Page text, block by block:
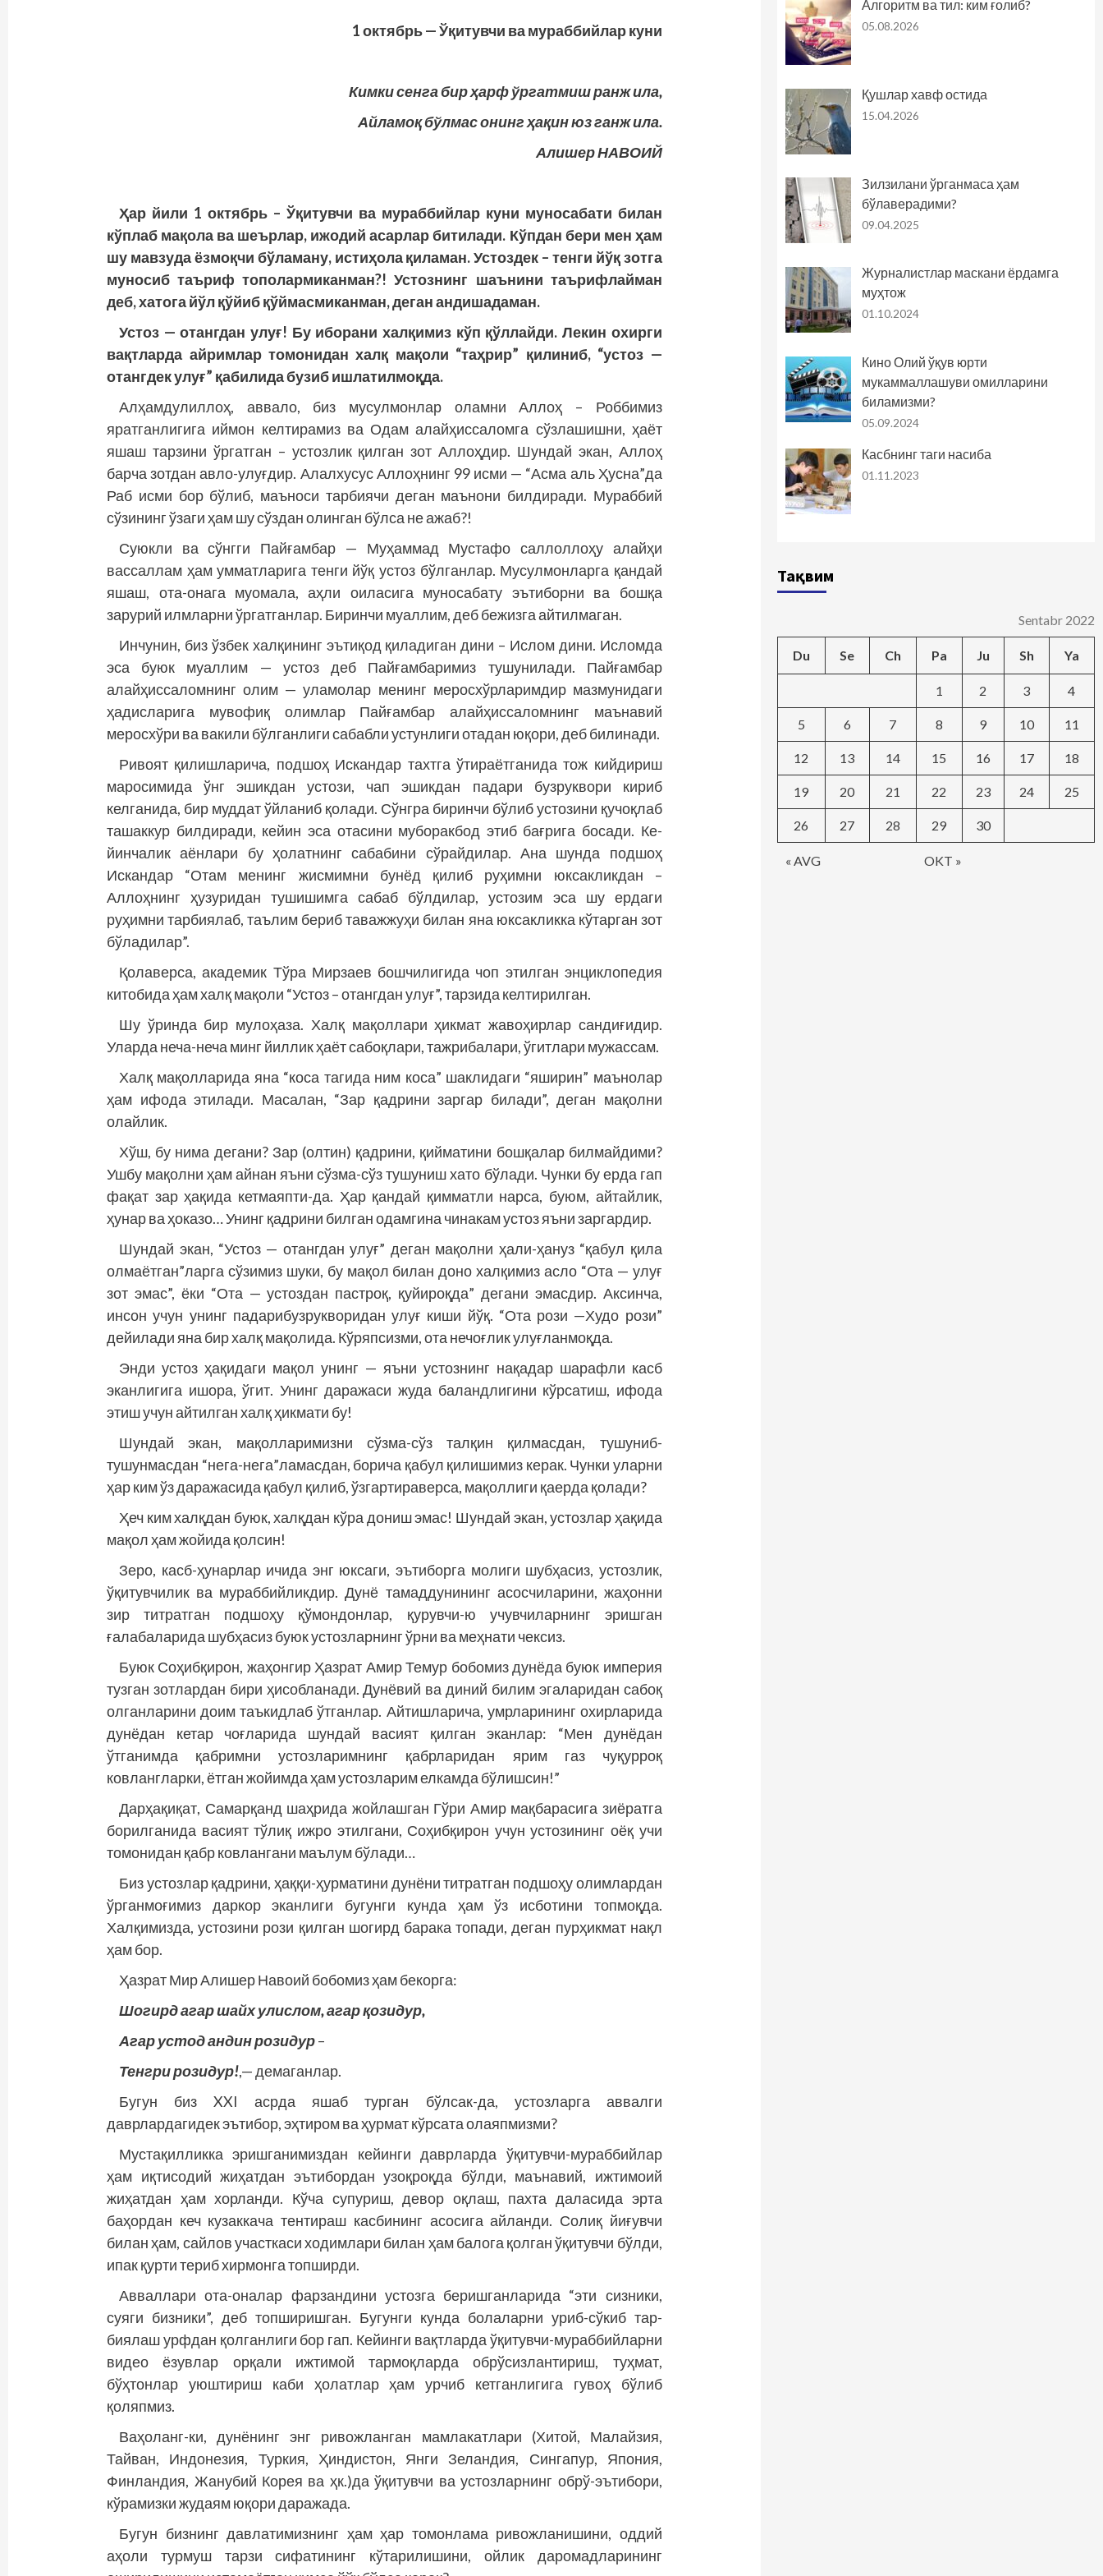
1 октябрь — Ўқитувчи ва мураббийлар куни
Кимки сенга бир ҳарф ўргатмиш ранж ила,
Айламоқ бўлмас онинг ҳақин юз ганж ила.
Алишер НАВОИЙ
Ҳар йили 1 октябрь – Ўқитувчи ва мураббийлар куни муносабати билан
кўплаб мақола ва шеърлар, ижодий асарлар битилади. Кўпдан бери мен ҳам
шу мавзуда ёзмоқчи бўламану, истиҳола қиламан. Устоздек – тенги йўқ зотга
муносиб таъриф тополармиканман?! Устознинг шаънини таърифлайман
деб, хатога йўл қўйиб қўймасмиканман, деган андишадаман.
Устоз — отангдан улуғ! Бу иборани халқимиз кўп қўллайди. Лекин охирги
вақтларда айримлар томонидан халқ мақоли “таҳрир” қилиниб, “устоз —
отанг­дек улуғ” қабилида бузиб ишлатилмоқда.
Алҳамдулиллоҳ, аввало, биз мусулмонлар оламни Аллоҳ – Роббимиз
яратганлигига иймон келтирамиз ва Одам алайҳиссаломга сўзлашишни, ҳаёт
яшаш тарзини ўргатган – устозлик қилган зот Аллоҳдир. Шундай экан, Аллоҳ
барча зотдан авло-­улуғдир. Алалхусус Аллоҳнинг 99 исми — “Асма аль Ҳусна”да
Раб исми бор бўлиб, маъноси тарбиячи деган маънони билдиради. Мураббий
сўзининг ўзаги ҳам шу сўздан олинган бўлса не ажаб?!
Суюкли ва сўнгги Пайғамбар — Муҳаммад Мустафо саллоллоҳу алайҳи
вассаллам ҳам умматларига тенги йўқ устоз бўлганлар. Мусулмонларга қандай
яшаш, ота-­онага муомала, аҳли оиласига муносабату эътиборни ва бошқа
зарурий илмларни ўргатганлар. Биринчи муаллим, деб бежизга айтилмаган.
Инчунин, биз ўзбек халқининг эътиқод қиладиган дини – Ислом дини. Исломда
эса буюк муаллим — устоз деб Пайғамбаримиз тушунилади. Пайғамбар
алайҳиссаломнинг олим — уламолар менинг меросхўрларимдир мазмунидаги
ҳадисларига мувофиқ олимлар Пайғамбар алайҳиссаломнинг маънавий
меросхўри ва вакили бўлганлиги сабабли устунлиги отадан юқори, деб билинади.
Ривоят қилишларича, подшоҳ Искандар тахтга ўтираётганида тож кийдириш
маросимида ўнг эшикдан устози, чап эшикдан падари буз­руквори кириб
келганида, бир муддат ўйланиб қолади. Сўнгра биринчи бўлиб устозини қучоқлаб
ташаккур билдиради, кейин эса отасини муборакбод этиб бағрига босади. Ке­
йинчалик аёнлари бу ҳолатнинг сабабини сўрайдилар. Ана шунда подшоҳ
Искандар “Отам менинг жисмимни бунёд қилиб руҳимни юксакликдан –
Аллоҳнинг ҳузуридан тушишимга сабаб бўлдилар, устозим эса шу ердаги
руҳимни тарбиялаб, таълим бериб таважжуҳи билан яна юксакликка кўтарган зот
бўладилар”.
Қолаверса, академик Тўра Мирзаев бошчилигида чоп этилган энциклопедия
китобида ҳам халқ мақоли “Устоз – отангдан улуғ”, тарзида келтирилган.
Шу ўринда бир мулоҳаза. Халқ мақоллари ҳикмат жавоҳирлар сандиғидир.
Уларда неча-неча минг йиллик ҳаёт сабоқлари, таж­рибалари, ўгитлари мужассам.
Халқ мақолларида яна “коса тагида ним коса” шаклидаги “яширин” маънолар
ҳам ифода этилади. Масалан, “Зар қад­рини заргар билади”, деган мақолни
олайлик.
Хўш, бу нима дегани? Зар (олтин) қадрини, қийматини бошқалар билмайдими?
Ушбу мақолни ҳам айнан яъни сўзма-сўз тушуниш хато бўлади. Чунки бу ерда гап
фақат зар ҳақида кетмаяпти-да. Ҳар қандай қимматли нарса, буюм, айтайлик,
ҳунар ва ҳоказо… Унинг қад­рини билган одамгина чинакам устоз яъни заргардир.
Шундай экан, “Устоз — отангдан улуғ” деган мақолни ҳали-ҳануз “қабул қила
олмаётган”ларга сўзимиз шуки, бу мақол билан доно халқимиз асло “Ота — улуғ
зот эмас”, ёки “Ота — устоздан пастроқ, қу­йироқда” дегани эмасдир. Аксинча,
инсон учун унинг падарибузрукворидан улуғ киши йўқ. “Ота рози —Худо рози”
дейилади яна бир халқ мақолида. Кўряпсизми, ота нечоғлик улуғланмоқда.
Энди устоз ҳақидаги мақол унинг — яъни устознинг нақадар шарафли касб
эканлигига ишора, ўгит. Унинг даражаси жуда баландлигини кўрсатиш, ифода
этиш учун айтилган халқ ҳикмати бу!
Шундай экан, мақолларимизни сўзма-сўз талқин қилмасдан, тушуниб-
тушунмасдан “нега-нега”ламасдан, борича қабул қилишимиз керак. Чунки уларни
ҳар ким ўз даражасида қабул қилиб, ўзгартираверса, мақоллиги қаерда қолади?
Ҳеч ким халқдан буюк, халқдан кўра дониш эмас! Шундай экан, устозлар ҳақида
мақол ҳам жойида қолсин!
Зеро, касб-ҳунарлар ичида энг юксаги, эътиборга молиги шубҳасиз, устозлик,
ўқитувчилик ва мураббийликдир. Дунё тамаддунининг асос­чиларини, жаҳонни
зир титратган подшоҳу қўмондонлар, қурувчи-ю учувчиларнинг эришган
ғалабаларида шубҳасиз буюк устозларнинг ўрни ва меҳнати чексиз.
Буюк Соҳибқирон, жаҳонгир Ҳазрат Амир Темур бобомиз дунёда буюк империя
тузган зотлардан бири ҳисобланади. Дунёвий ва диний билим эгаларидан сабоқ
олганларини доим таъкидлаб ўтганлар. Айтиш­ларича, умрларининг охирларида
дунёдан кетар чоғларида шундай васият қилган эканлар: “Мен дунёдан
ўтганимда қабримни устозларимнинг қабрларидан ярим газ чуқурроқ
ковлангларки, ётган жойимда ҳам устоз­ларим елкамда бўлишсин!”
Дарҳақиқат, Самарқанд шаҳрида жойлашган Гўри Амир мақбарасига зиёратга
борилганида васият тўлиқ ижро этилгани, Соҳибқирон учун устозининг оёқ учи
томонидан қабр ковлангани маълум бўлади…
Биз устозлар қадрини, ҳаққи-ҳурматини дунё­­ни тит­ратган подшоҳу олимлардан
ўрганмоғимиз даркор эканлиги бугунги кунда ҳам ўз исботини топмоқда.
Халқимизда, устозини рози қилган шогирд барака топади, деган пурҳикмат нақл
ҳам бор.
Ҳазрат Мир Алишер Навоий бобомиз ҳам бекорга:
Шогирд агар шайх улислом, агар қозидур,
Агар устод андин розидур–
Тенгри розидур!,— демаганлар.
Бугун биз XXI асрда яшаб турган бўлсак-да, устоз­ларга аввалги
даврлардагидек эътибор, эҳтиром ва ҳурмат кўрсата олаяпмизми?
Мустақилликка эришганимиздан кейинги давр­ларда ўқитувчи-мураббийлар
ҳам иқтисодий жиҳатдан эътибордан узоқроқда бўлди, маънавий, ижтимоий
жиҳатдан ҳам хорланди. Кўча супуриш, девор оқлаш, пахта даласида эрта
баҳордан кеч кузаккача тентираш касбининг асосига айланди. Солиқ йиғувчи
билан ҳам, сайлов участкаси ходимлари билан ҳам балога қолган ўқитувчи бўлди,
ипак қурти териб хирмонга топширди.
Авваллари ота-оналар фарзандини устозга беришганларида “эти сизники,
суяги бизники”, деб топширишган. Бугунги кунда болаларни уриб-сўкиб тар­
биялаш урфдан қолганлиги бор гап. Кейинги вақтларда ўқитувчи-мураббийларни
видео ёзувлар орқали ижтимой тармоқларда обрўсизлантириш, туҳмат,
бўҳтонлар уюштириш каби ҳолатлар ҳам урчиб кетганлигига гувоҳ бўлиб
қоляпмиз.
Ваҳоланг-ки, дунёнинг энг ривожланган мамлакатлари (Хитой, Малайзия,
Тайван, Индонезия, Туркия, Ҳиндистон, Янги Зеландия, Сингапур, Япония,
Финландия, Жанубий Корея ва ҳк.)да ўқитувчи ва устозларнинг обрў-эътибори,
кўрамизки жудаям юқори даражада.
Бугун бизнинг давлатимизнинг ҳам ҳар томонлама ривожланишини, оддий
аҳоли турмуш тарзи сифатининг кўтарилишини, ойлик даромадларининг
Алгоритм ва тил: ким ғолиб?
05.08.2026
Қушлар хавф остида
15.04.2026
Зилзилани ўрганмаса ҳам
бўлаверадими?
09.04.2025
Журналистлар маскани ёрдамга
муҳтож
01.10.2024
Кино Олий ўқув юрти
мукаммаллашуви омилларини
биламизми?
05.09.2024
Касбнинг таги насиба
01.11.2023
Тақвим
Sentabr 2022
Du Se Ch Pa Ju Sh Ya
« AVG OKT »
1 2 3 4
5 6 7 8 9 10 11
12 13 14 15 16 17 18
19 20 21 22 23 24 25
26 27 28 29 30